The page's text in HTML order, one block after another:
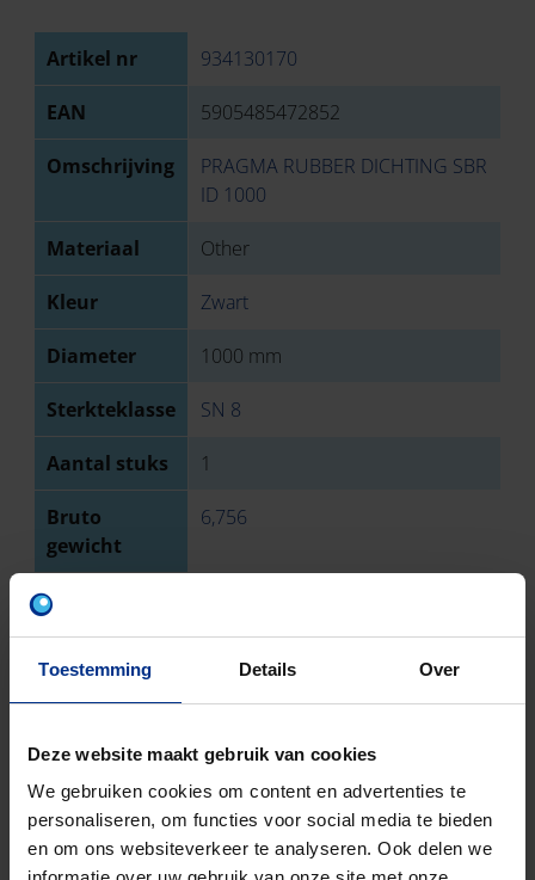
Toestemming Details Over
Deze website maakt gebruik van cookies
We gebruiken cookies om content en advertenties te
personaliseren, om functies voor social media te bieden
en om ons websiteverkeer te analyseren. Ook delen we
Artikel nr 934130170
EAN 5905485472852
Omschrijving
PRAGMA RUBBER DICHTING SBR
ID 1000
Materiaal Other
Kleur Zwart
Diameter 1000 mm
Sterkteklasse SN 8
Aantal stuks 1
Bruto
gewicht
6,756
Discount